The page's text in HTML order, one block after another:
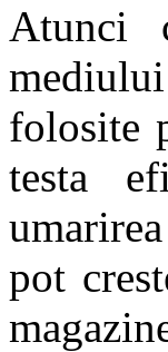
Atunci
folosite
testa
pot